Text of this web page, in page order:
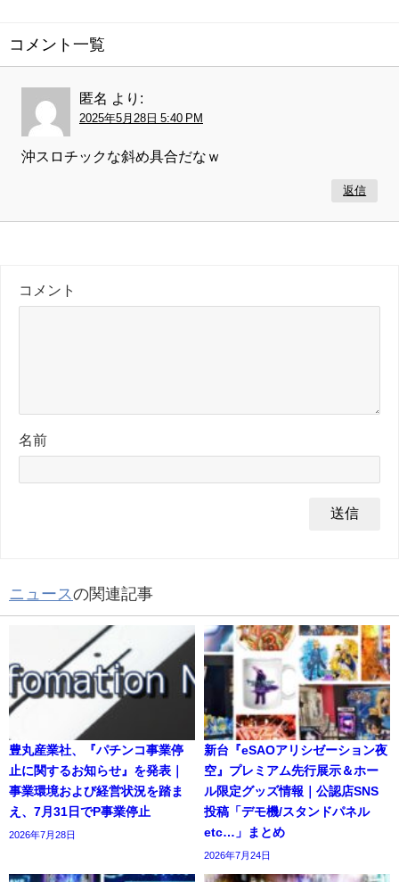
コメント一覧
匿名 より:
2025年5月28日 5:40 PM
沖スロチックな斜め具合だなｗ
返信
コメント
名前
ニュースの関連記事
豊丸産業社、『パチンコ事業停
止に関するお知らせ』を発表｜
事業環境および経営状況を踏ま
え、7月31日でP事業停止
2026年7月28日
新台『eSAOアリシゼーション夜
空』プレミアム先行展示＆ホー
ル限定グッズ情報｜公認店SNS
投稿「デモ機/スタンドパネル
etc…」まとめ
2026年7月24日